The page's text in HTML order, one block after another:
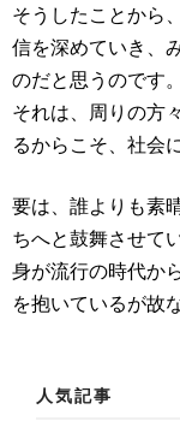
そうしたことから
信を深めていき、
のだと思うのです。
それは、周りの方
るからこそ、社会
要は、誰よりも素
ちへと鼓舞させて
身が流行の時代か
を抱いているが故
人気記事